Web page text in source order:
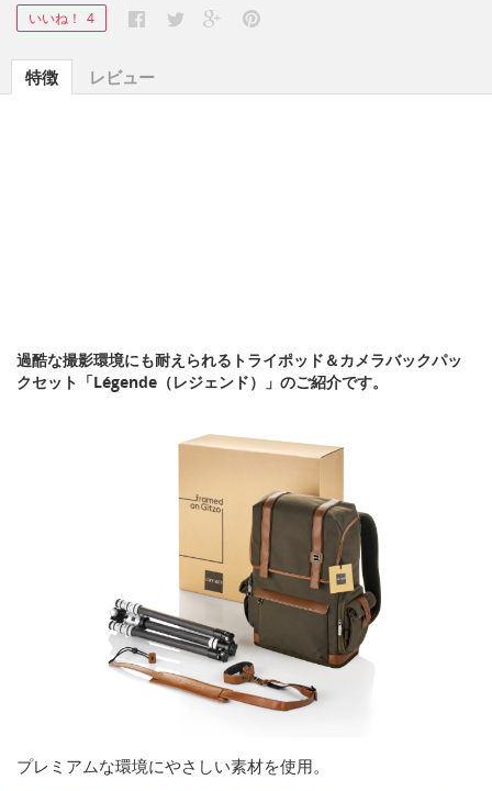
いいね！ 4
特徴 レビュー
過酷な撮影環境にも耐えられるトライポッド＆カメラバックパッ
クセット「Légende（レジェンド）」のご紹介です。
プレミアムな環境にやさしい素材を使用。